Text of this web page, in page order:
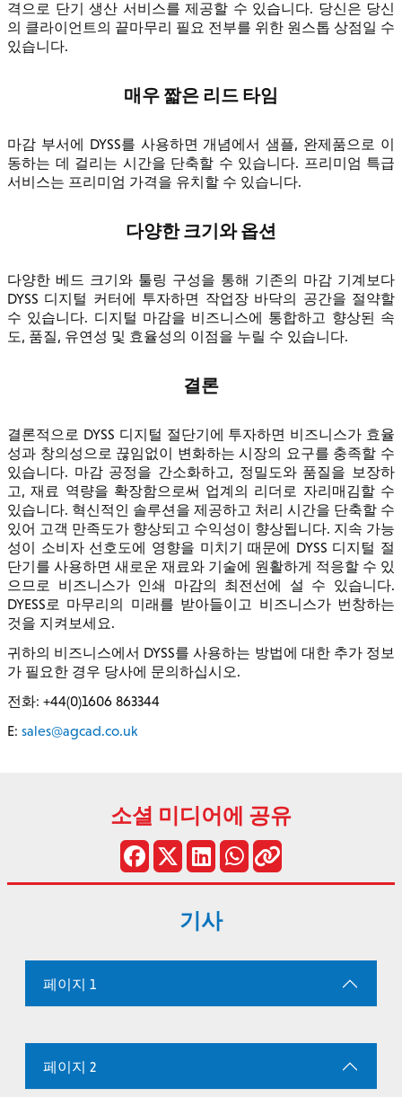
격으로 단기 생산 서비스를 제공할 수 있습니다. 당신은 당신
의 클라이언트의 끝마무리 필요 전부를 위한 원스톱 상점일 수
있습니다.
매우 짧은 리드 타임
마감 부서에 DYSS를 사용하면 개념에서 샘플, 완제품으로 이
동하는 데 걸리는 시간을 단축할 수 있습니다. 프리미엄 특급
서비스는 프리미엄 가격을 유치할 수 있습니다.
다양한 크기와 옵션
다양한 베드 크기와 툴링 구성을 통해 기존의 마감 기계보다
DYSS 디지털 커터에 투자하면 작업장 바닥의 공간을 절약할
수 있습니다. 디지털 마감을 비즈니스에 통합하고 향상된 속
도, 품질, 유연성 및 효율성의 이점을 누릴 수 있습니다.
결론
결론적으로 DYSS 디지털 절단기에 투자하면 비즈니스가 효율
성과 창의성으로 끊임없이 변화하는 시장의 요구를 충족할 수
있습니다. 마감 공정을 간소화하고, 정밀도와 품질을 보장하
고, 재료 역량을 확장함으로써 업계의 리더로 자리매김할 수
있습니다. 혁신적인 솔루션을 제공하고 처리 시간을 단축할 수
있어 고객 만족도가 향상되고 수익성이 향상됩니다. 지속 가능
성이 소비자 선호도에 영향을 미치기 때문에 DYSS 디지털 절
단기를 사용하면 새로운 재료와 기술에 원활하게 적응할 수 있
으므로 비즈니스가 인쇄 마감의 최전선에 설 수 있습니다.
DYESS로 마무리의 미래를 받아들이고 비즈니스가 번창하는
것을 지켜보세요.
귀하의 비즈니스에서 DYSS를 사용하는 방법에 대한 추가 정보
가 필요한 경우 당사에 문의하십시오.
전화: +44(0)1606 863344
E: sales@agcad.co.uk
소셜 미디어에 공유
기사
페이지 1
페이지 2